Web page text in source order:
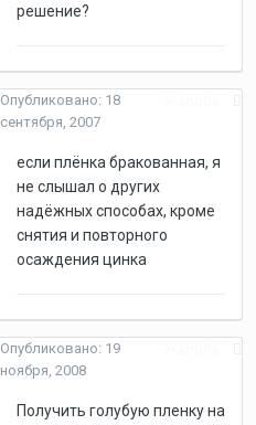
решение?
Опубликовано: 18
сентября, 2007
если плёнка бракованная, я
не слышал о других
надёжных способах, кроме
снятия и повторного
осаждения цинка
Опубликовано: 19
ноября, 2008
Получить голубую пленку на